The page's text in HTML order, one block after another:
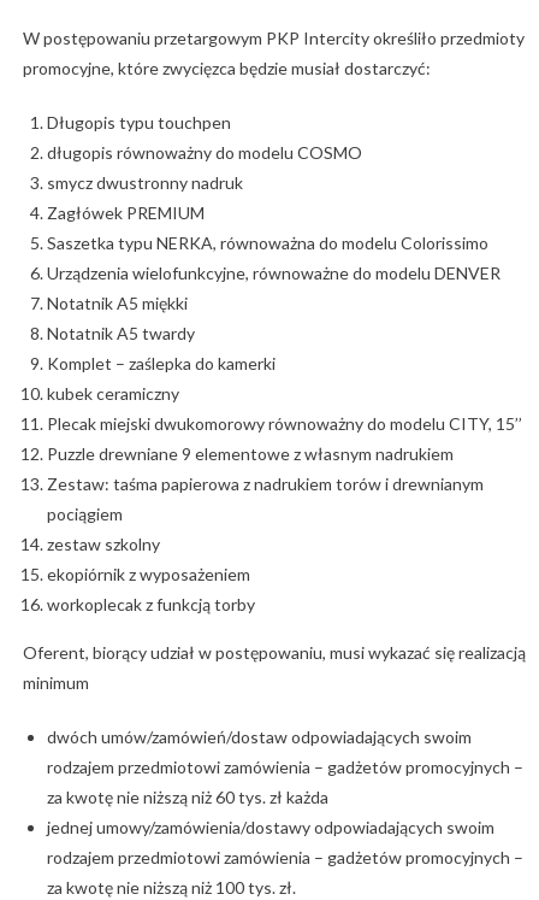
W postępowaniu przetargowym PKP Intercity określiło przedmioty
promocyjne, które zwycięzca będzie musiał dostarczyć:
Długopis typu touchpen
długopis równoważny do modelu COSMO
smycz dwustronny nadruk
Zagłówek PREMIUM
Saszetka typu NERKA, równoważna do modelu Colorissimo
Urządzenia wielofunkcyjne, równoważne do modelu DENVER
Notatnik A5 miękki
Notatnik A5 twardy
Komplet – zaślepka do kamerki
kubek ceramiczny
Plecak miejski dwukomorowy równoważny do modelu CITY, 15’’
Puzzle drewniane 9 elementowe z własnym nadrukiem
Zestaw: taśma papierowa z nadrukiem torów i drewnianym
pociągiem
zestaw szkolny
ekopiórnik z wyposażeniem
workoplecak z funkcją torby
Oferent, biorący udział w postępowaniu, musi wykazać się realizacją
minimum
dwóch umów/zamówień/dostaw odpowiadających swoim
rodzajem przedmiotowi zamówienia – gadżetów promocyjnych –
za kwotę nie niższą niż 60 tys. zł każda
jednej umowy/zamówienia/dostawy odpowiadających swoim
rodzajem przedmiotowi zamówienia – gadżetów promocyjnych –
za kwotę nie niższą niż 100 tys. zł.